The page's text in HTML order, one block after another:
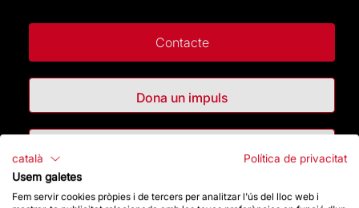
Contacte
Dona un impuls
català
Política de privacitat
Usem galetes
Fem servir cookies pròpies i de tercers per analitzar l'ús del lloc web i